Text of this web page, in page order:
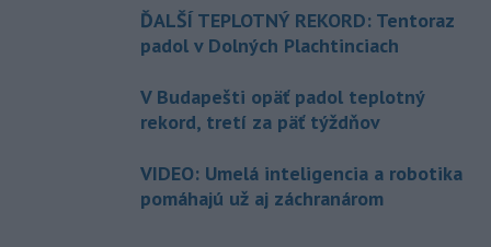
ĎALŠÍ TEPLOTNÝ REKORD: Tentoraz
padol v Dolných Plachtinciach
V Budapešti opäť padol teplotný
rekord, tretí za päť týždňov
VIDEO: Umelá inteligencia a robotika
pomáhajú už aj záchranárom